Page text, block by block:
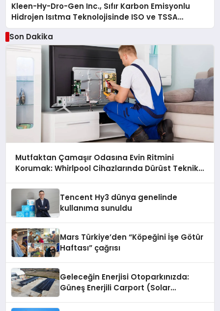
Kleen-Hy-Dro-Gen Inc., Sıfır Karbon Emisyonlu
Hidrojen Isıtma Teknolojisinde ISO ve TSSA
Düzenleyici Onaylarını Aldı
Son Dakika
Mutfaktan Çamaşır Odasına Evin Ritmini
Korumak: Whirlpool Cihazlarında Dürüst Teknik
Tencent Hy3 dünya genelinde
kullanıma sunuldu
Mars Türkiye’den “Köpeğini İşe Götür
Haftası” çağrısı
Geleceğin Enerjisi Otoparkınızda:
Güneş Enerjili Carport (Solar